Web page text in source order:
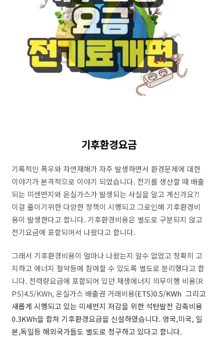
기후환경요금
기록적인 폭우와 자연재해가 자주 발생하면서 환경문제에 대한
이야기가 본격적으로 이야기 되었습니다. 전기를 생산할 때 배출
되는 미센먼지와 온실가스가 발생되는 사실을 알고 계신가요?!
이걸 줄이기위한 다양한 정책이 시행되고 그로인해 기후환경비
용이 발생한다고 합니다. 기후환경비용은 별도로 구분되지 않고
전기요금에 포함되어서 나왔다고 합니다.
그래서 기후환경비용이 얼마나 나왔는지 알수 없었고 정확히 고
지하고 에너지 절약등에 참여할 수 있도록 별도로 분리했다고 합
니다. 전력량요금에 포함되어 있던 재생에너지 의무이행 비용(R
PS)4.5/KWh, 온실가스 배출권 거래비용(ETS)0.5/KWh 그리고
새롭게 시행되고 있는 미세먼지 저감을 위한 석탄발전 감축비용
0.3KWh을 합쳐 기후환경요금을 신설하였습니다. 영국,미국, 일
본,독일등 해외국가들도 별도로 청구하고 있다고 합니다.